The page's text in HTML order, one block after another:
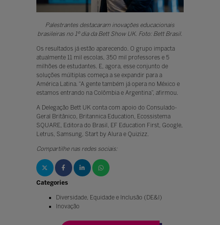
Palestrantes destacaram inovações educacionais
brasileiras no 1º dia da Bett Show UK. Foto: Bett Brasil.
Os resultados já estão aparecendo. O grupo impacta
atualmente 11 mil escolas, 350 mil professores e 5
milhões de estudantes. E, agora, esse conjunto de
soluções múltiplas começa a se expandir para a
América Latina. “A gente também já opera no México e
estamos entrando na Colômbia e Argentina”, afirmou.
A Delegação Bett UK conta com apoio do Consulado-
Geral Britânico, Britannica Education, Ecossistema
SQUARE, Editora do Brasil, EF Education First, Google,
Letrus, Samsung, Start by Alura e Quizizz.
Compartilhe nas redes sociais:
Categories
Diversidade, Equidade e Inclusão (DE&I)
Inovação